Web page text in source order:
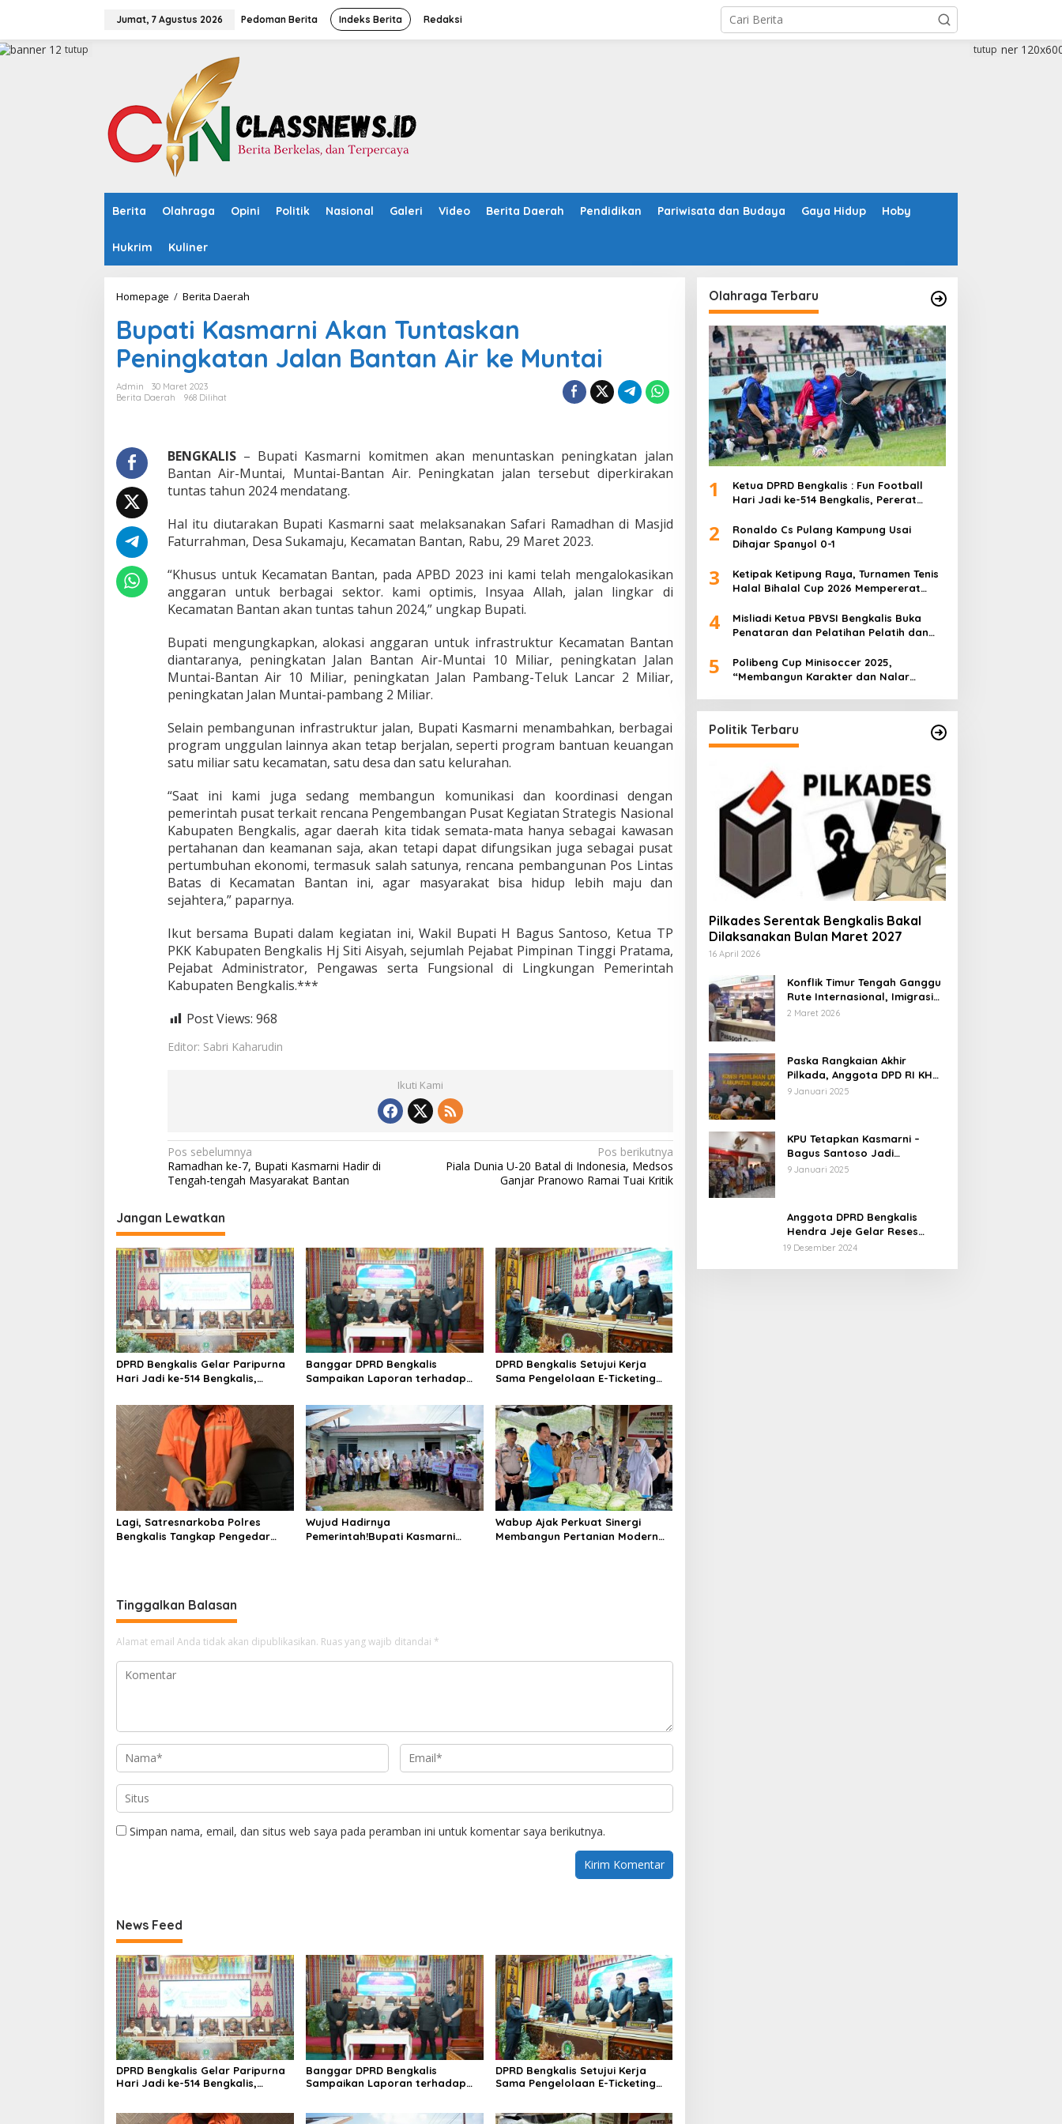
a
Jumat, 7 Agustus 2026 Pedoman Berita Indeks Berita Redaksi
Berita Olahraga Opini Politik Nasional Galeri Video Berita Daerah Pendidikan Pariwisata dan Budaya Gaya Hidup Hoby
Hukrim Kuliner
tutup tutup
Homepage / Berita Daerah
p
a
t
i
A
a
n
u
n
t
a
k
a
n
P
e
i
n
g
k
t
a
n
J
a
a
B
n
t
a
A
r
e
Bupati Kasmarni Akan Tuntaskan
Peningkatan Jalan Bantan Air ke Muntai
Admin
30 Maret 2023
Berita Daerah
968 Dilihat
BENGKALIS– Bupati Kasmarni komitmen akan menuntaskan peningkatan jalan
Bantan Air-Muntai, Muntai-Bantan Air. Peningkatan jalan tersebut diperkirakan
tuntas tahun 2024 mendatang.
Hal itu diutarakan Bupati Kasmarni saat melaksanakan Safari Ramadhan di Masjid
Faturrahman, Desa Sukamaju, Kecamatan Bantan, Rabu, 29 Maret 2023.
“Khusus untuk Kecamatan Bantan, pada APBD 2023 ini kami telah mengalokasikan
anggaran untuk berbagai sektor. kami optimis, Insyaa Allah, jalan lingkar di
Kecamatan Bantan akan tuntas tahun 2024,” ungkap Bupati.
Bupati mengungkapkan, alokasi anggaran untuk infrastruktur Kecamatan Bantan
diantaranya, peningkatan Jalan Bantan Air-Muntai 10 Miliar, peningkatan Jalan
Muntai-Bantan Air 10 Miliar, peningkatan Jalan Pambang-Teluk Lancar 2 Miliar,
peningkatan Jalan Muntai-pambang 2 Miliar.
Selain pembangunan infrastruktur jalan, Bupati Kasmarni menambahkan, berbagai
program unggulan lainnya akan tetap berjalan, seperti program bantuan keuangan
satu miliar satu kecamatan, satu desa dan satu kelurahan.
“Saat ini kami juga sedang membangun komunikasi dan koordinasi dengan
pemerintah pusat terkait rencana Pengembangan Pusat Kegiatan Strategis Nasional
Kabupaten Bengkalis, agar daerah kita tidak semata-mata hanya sebagai kawasan
pertahanan dan keamanan saja, akan tetapi dapat difungsikan juga sebagai pusat
pertumbuhan ekonomi, termasuk salah satunya, rencana pembangunan Pos Lintas
Batas di Kecamatan Bantan ini, agar masyarakat bisa hidup lebih maju dan
sejahtera,” paparnya.
Ikut bersama Bupati dalam kegiatan ini, Wakil Bupati H Bagus Santoso, Ketua TP
PKK Kabupaten Bengkalis Hj Siti Aisyah, sejumlah Pejabat Pimpinan Tinggi Pratama,
Pejabat Administrator, Pengawas serta Fungsional di Lingkungan Pemerintah
Kabupaten Bengkalis.***
Post Views: 968
Editor: Sabri Kaharudin
Ikuti Kami
N
a
i
g
a
s
i
p
o
s
Pos sebelumnya
Ramadhan ke-7, Bupati Kasmarni Hadir di
Tengah-tengah Masyarakat Bantan
Pos berikutnya
Piala Dunia U-20 Batal di Indonesia, Medsos
Ganjar Pranowo Ramai Tuai Kritik
Jangan Lewatkan
DPRD Bengkalis Gelar Paripurna
Hari Jadi ke-514 Bengkalis,
Negeri Junjungan.
Banggar DPRD Bengkalis
Sampaikan Laporan terhadap
Pelaksanaan APBD Tahun
Anggaran 2025
DPRD Bengkalis Setujui Kerja
Sama Pengelolaan E-Ticketing
Lagi, Satresnarkoba Polres
Bengkalis Tangkap Pengedar
Wujud Hadirnya
Pemerintah!Bupati Kasmarni
Wabup Ajak Perkuat Sinergi
Membangun Pertanian Modern
Tinggalkan Balasan
Alamat email Anda tidak akan dipublikasikan. Ruas yang wajib ditandai *
Simpan nama, email, dan situs web saya pada peramban ini untuk komentar saya berikutnya.
News Feed
DPRD Bengkalis Gelar Paripurna
Hari Jadi ke-514 Bengkalis,
Banggar DPRD Bengkalis
Sampaikan Laporan terhadap
Anggaran 2025
DPRD Bengkalis Setujui Kerja
Sama Pengelolaan E-Ticketing
Olahraga Terbaru
1
Ketua DPRD Bengkalis : Fun Football
Hari Jadi ke-514 Bengkalis, Pererat
2
Ronaldo Cs Pulang Kampung Usai
Dihajar Spanyol 0-1
3
Ketipak Ketipung Raya, Turnamen Tenis
Halal Bihalal Cup 2026 Mempererat
4
Misliadi Ketua PBVSI Bengkalis Buka
Penataran dan Pelatihan Pelatih dan
5
Polibeng Cup Minisoccer 2025,
“Membangun Karakter dan Nalar
Politik Terbaru
Pilkades Serentak Bengkalis Bakal
Dilaksanakan Bulan Maret 2027
16 April 2026
Konflik Timur Tengah Ganggu
Rute Internasional, Imigrasi
Siapkan Langkah Antisipatif
2 Maret 2026
Paska Rangkaian Akhir
Pilkada, Anggota DPD RI KH
Muhammad Mursyid
9 Januari 2025
KPU Tetapkan Kasmarni –
Bagus Santoso Jadi
Pemenang Pilkada 2024
9 Januari 2025
Anggota DPRD Bengkalis
Hendra Jeje Gelar Reses
Perdana
19 Desember 2024